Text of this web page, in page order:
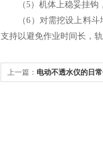
（5）机体上稳妥挂钩，
（6）对需挖设上料斗地
支持以避免作业时间长，
上一篇： 电动不透水仪的日